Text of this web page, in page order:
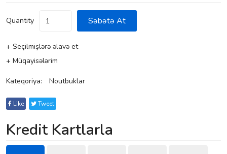
Quantity Səbətə At
+ Seçilmişlərə əlavə et
+ Müqayisələrim
Kateqoriya: Noutbuklar
Like Tweet
Kredit Kartlarla